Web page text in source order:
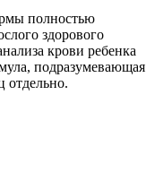
полностью
здорового
крови ребенка
подразумевающая
отдельно.